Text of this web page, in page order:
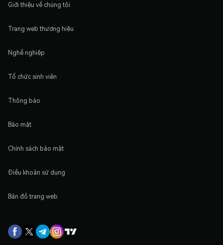
Giới thiệu về chúng tôi
Trang web thương hiệu
Nghề nghiệp
Tổ chức sinh viên
Thông báo
Bảo mật
Chính sách bảo mật
Điều khoản sử dụng
Bản đồ trang web